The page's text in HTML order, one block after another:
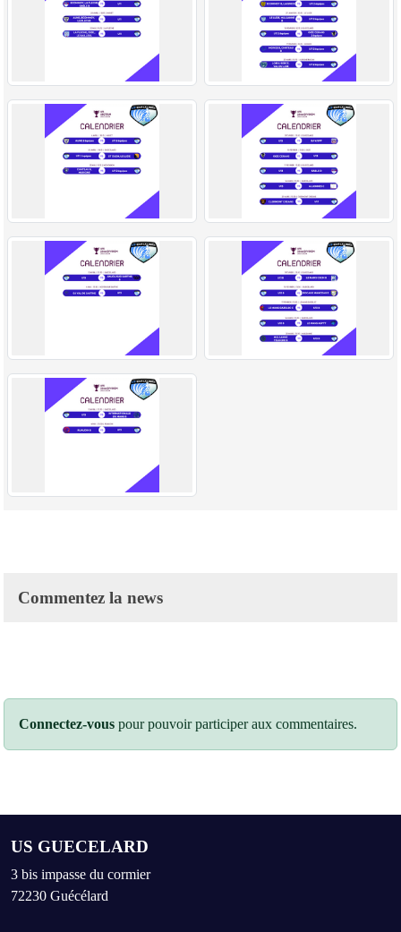
Commentez la news
Connectez-vous pour pouvoir participer aux commentaires.
US GUECELARD
3 bis impasse du cormier
72230 Guécélard